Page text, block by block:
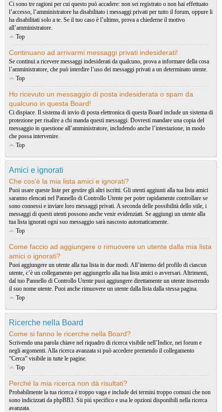
Ci sono tre ragioni per cui questo può accadere: non sei registrato o non hai effettuato
l’accesso, l’amministratore ha disabilitato i messaggi privati per tutto il forum, oppure li
ha disabilitati solo a te. Se il tuo caso è l’ultimo, prova a chiederne il motivo
all’amministratore.
Top
Continuano ad arrivarmi messaggi privati indesiderati!
Se continui a ricevere messaggi indesiderati da qualcuno, prova a informare della cosa
l’amministratore, che può interdire l’uso dei messaggi privati a un determinato utente.
Top
Ho ricevuto un messaggio di posta indesiderata o spam da
qualcuno in questa Board!
Ci dispiace. Il sistema di invio di posta elettronica di questa Board include un sistema di
protezione per risalire a chi manda questi messaggi. Dovresti mandare una copia del
messaggio in questione all’amministratore, includendo anche l’intestazione, in modo
che possa intervenire.
Top
Amici e ignorati
Che cos’è la mia lista amici e ignorati?
Puoi usare queste liste per gestire gli altri iscritti. Gli utenti aggiunti alla tua lista amici
saranno elencati nel Pannello di Controllo Utente per poter rapidamente controllare se
sono connessi e inviare loro messaggi privati. A seconda delle possibilità dello stile, i
messaggi di questi utenti possono anche venir evidenziati. Se aggiungi un utente alla
tua lista ignorati ogni suo messaggio sarà nascosto automaticamente.
Top
Come faccio ad aggiungere o rimuovere un utente dalla mia lista
amici o ignorati?
Puoi aggiungere un utente alla tua lista in due modi. All’interno del profilo di ciascun
utente, c’è un collegamento per aggiungerlo alla tua lista amici o avversari. Altrimenti,
dal tuo Pannello di Controllo Utente puoi aggiungere direttamente un utente inserendo
il suo nome utente. Puoi anche rimuovere un utente dalla lista dalla stessa pagina.
Top
Ricerche nella Board
Come si fanno le ricerche nella Board?
Scrivendo una parola chiave nel riquadro di ricerca visibile nell’Indice, nei forum e
negli argomenti. Alla ricerca avanzata si può accedere premendo il collegamento
“Cerca” visibile in tutte le pagine.
Top
Perché la mia ricerca non dà risultati?
Probabilmente la tua ricerca è troppo vaga e include dei termini troppo comuni che non
sono indicizzati da phpBB3. Sii piú specifico e usa le opzioni disponibili nella ricerca
avanzata.